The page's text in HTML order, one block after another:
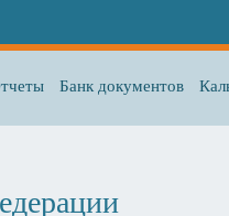
Банк документов